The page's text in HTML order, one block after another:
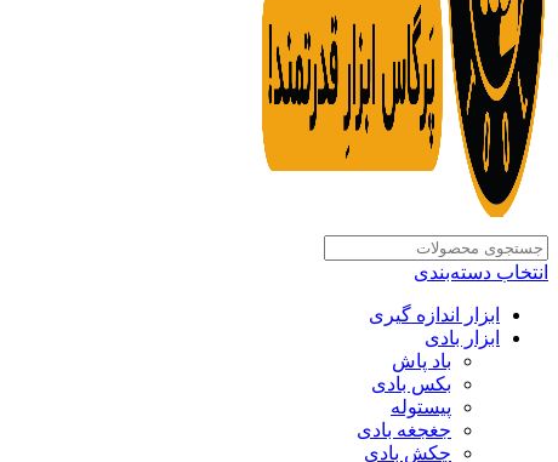
انتخاب دسته‌بندی
ابزار اندازه گیری
ابزار بادی
باد پاش
بکس بادی
پیستوله
جغجغه بادی
چکش بادی